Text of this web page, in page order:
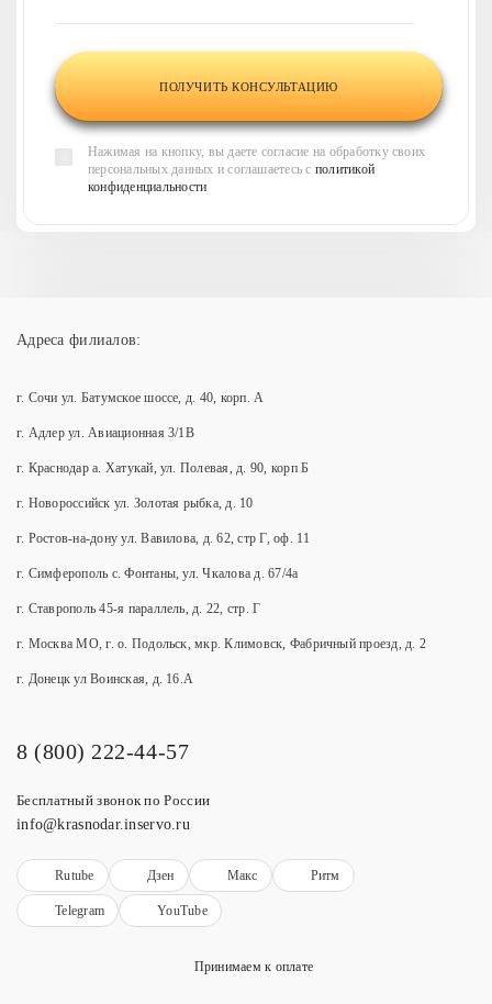
Нажимая на кнопку, вы даете согласие на обработку своих
персональных данных и соглашаетесь с политикой
конфиденциальности
Адреса филиалов:
г. Сочи ул. Батумское шоссе, д. 40, корп. А
г. Адлер ул. Авиационная 3/1В
г. Краснодар а. Хатукай, ул. Полевая, д. 90, корп Б
г. Новороссийск ул. Золотая рыбка, д. 10
г. Ростов-на-дону ул. Вавилова, д. 62, стр Г, оф. 11
г. Симферополь с. Фонтаны, ул. Чкалова д. 67/4а
г. Ставрополь 45-я параллель, д. 22, стр. Г
г. Москва МО, г. о. Подольск, мкр. Климовск, Фабричный проезд, д. 2
г. Донецк ул Воинская, д. 16.А
8 (800) 222-44-57
Бесплатный звонок по России
info@krasnodar.inservo.ru
Rutube Дзен Макс Ритм
Telegram YouTube
Принимаем к оплате